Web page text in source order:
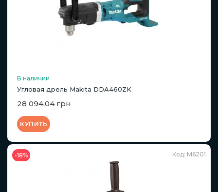
В наличии
Угловая дрель Makita DDA460ZK
28 094,04 грн
КУПИТЬ
-18% Код: M6201